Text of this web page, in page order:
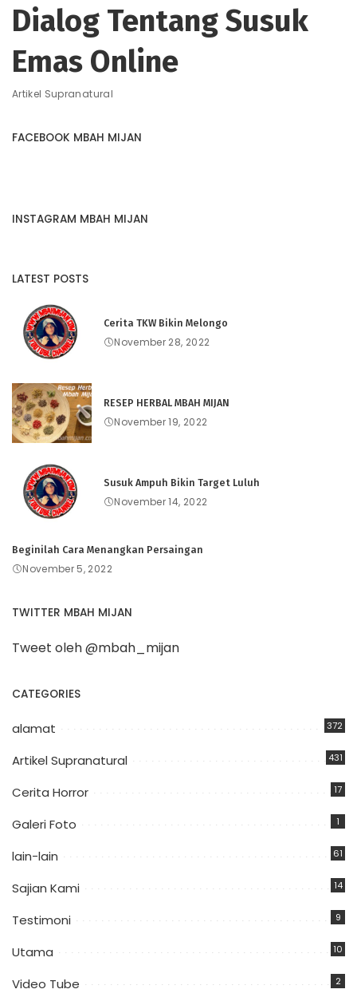
Dialog Tentang Susuk
Emas Online
Artikel Supranatural
FACEBOOK MBAH MIJAN
INSTAGRAM MBAH MIJAN
LATEST POSTS
Cerita TKW Bikin Melongo
November 28, 2022
RESEP HERBAL MBAH MIJAN
November 19, 2022
Susuk Ampuh Bikin Target Luluh
November 14, 2022
Beginilah Cara Menangkan Persaingan
November 5, 2022
TWITTER MBAH MIJAN
Tweet oleh @mbah_mijan
CATEGORIES
alamat 372
Artikel Supranatural 431
Cerita Horror 17
Galeri Foto 1
lain-lain 61
Sajian Kami 14
Testimoni 9
Utama 10
Video Tube 2